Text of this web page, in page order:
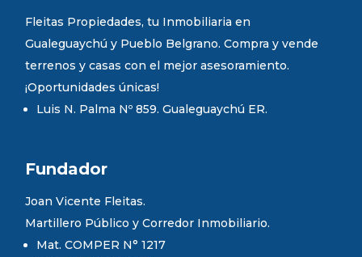
Fleitas Propiedades, tu Inmobiliaria en
Gualeguaychú y Pueblo Belgrano. Compra y vende
terrenos y casas con el mejor asesoramiento.
¡Oportunidades únicas!
Luis N. Palma Nº 859. Gualeguaychú ER.
Fundador
Joan Vicente Fleitas.
Martillero Público y Corredor Inmobiliario.
Mat. COMPER N° 1217